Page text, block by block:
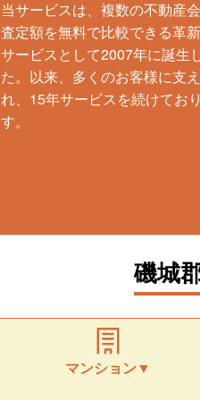
当サービスは、複数の不動産
査定額を無料で比較できる革
サービスとして2007年に誕生
た。以来、多くのお客様に支
れ、15年サービスを続けてお
す。
磯城
マンション▼